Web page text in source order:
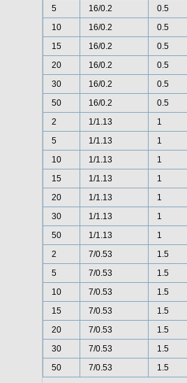
5
16/0.2
0.5
10
16/0.2
0.5
15
16/0.2
0.5
20
16/0.2
0.5
30
16/0.2
0.5
50
16/0.2
0.5
2
1/1.13
1
5
1/1.13
1
10
1/1.13
1
15
1/1.13
1
20
1/1.13
1
30
1/1.13
1
50
1/1.13
1
2
7/0.53
1.5
5
7/0.53
1.5
10
7/0.53
1.5
15
7/0.53
1.5
20
7/0.53
1.5
30
7/0.53
1.5
50
7/0.53 1.5